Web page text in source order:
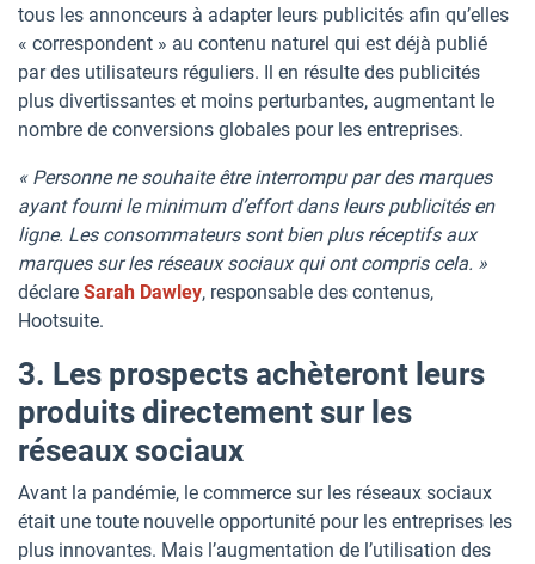
tous les annonceurs à adapter leurs publicités afin qu’elles
« correspondent » au contenu naturel qui est déjà publié
par des utilisateurs réguliers. Il en résulte des publicités
plus divertissantes et moins perturbantes, augmentant le
nombre de conversions globales pour les entreprises.
« Personne ne souhaite être interrompu par des marques
ayant fourni le minimum d’effort dans leurs publicités en
ligne. Les consommateurs sont bien plus réceptifs aux
marques sur les réseaux sociaux qui ont compris cela. »
déclare Sarah Dawley, responsable des contenus,
Hootsuite.
3. Les prospects achèteront leurs
produits directement sur les
réseaux sociaux
Avant la pandémie, le commerce sur les réseaux sociaux
était une toute nouvelle opportunité pour les entreprises les
plus innovantes. Mais l’augmentation de l’utilisation des